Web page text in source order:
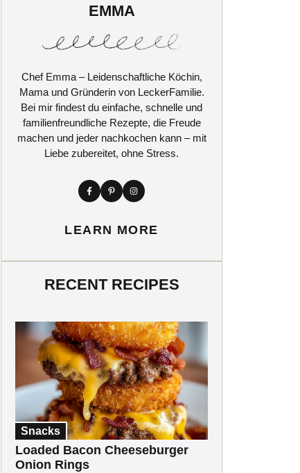
EMMA
Chef Emma – Leidenschaftliche Köchin,
Mama und Gründerin von LeckerFamilie.
Bei mir findest du einfache, schnelle und
familienfreundliche Rezepte, die Freude
machen und jeder nachkochen kann – mit
Liebe zubereitet, ohne Stress.
LEARN MORE
RECENT RECIPES
Snacks
Loaded Bacon Cheeseburger
Onion Rings